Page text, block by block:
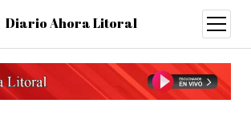
Diario Ahora Litoral
open
menu